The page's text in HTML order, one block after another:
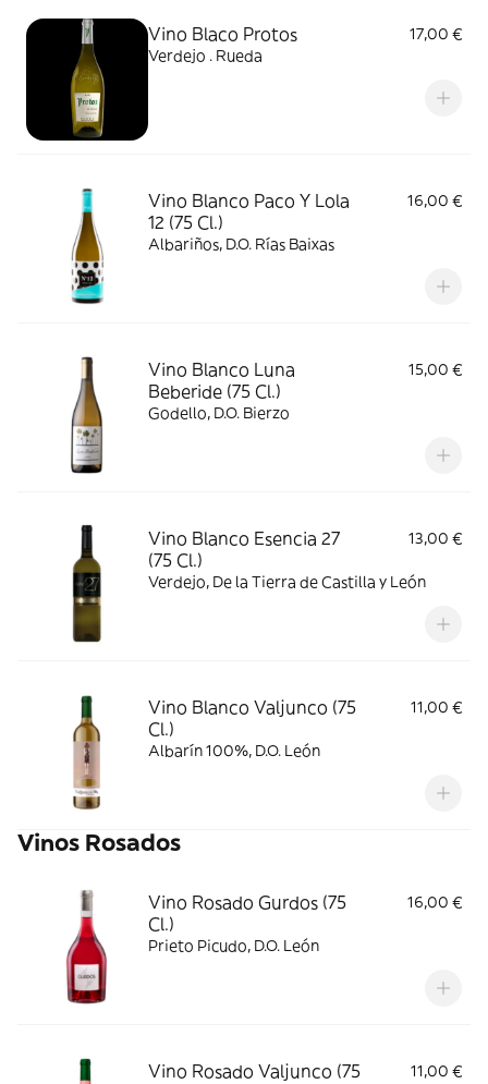
Vino Blaco Protos
17,00 €
Verdejo . Rueda
Vino Blanco Paco Y Lola
12 (75 Cl.)
16,00 €
Albariños, D.O. Rías Baixas
Vino Blanco Luna
Beberide (75 Cl.)
15,00 €
Godello, D.O. Bierzo
Vino Blanco Esencia 27
(75 Cl.)
13,00 €
Verdejo, De la Tierra de Castilla y León
Vino Blanco Valjunco (75
Cl.)
11,00 €
Albarín 100%, D.O. León
Vinos Rosados
Vino Rosado Gurdos (75
Cl.)
16,00 €
Prieto Picudo, D.O. León
Vino Rosado Valjunco (75
11,00 €